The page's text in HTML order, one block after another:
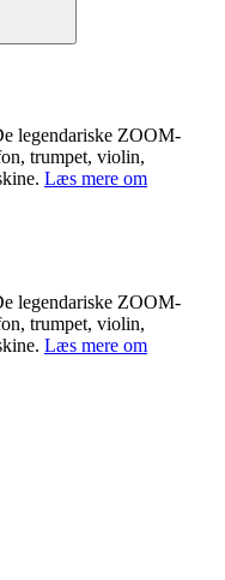
legendariske ZOOM-
trumpet, violin,
Læs mere om
legendariske ZOOM-
trumpet, violin,
Læs mere om